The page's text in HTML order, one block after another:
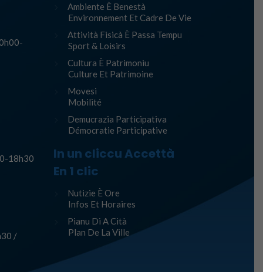
18h30
/
Ambiente È Benestà
Environnement Et Cadre De Vie
Attività Fisicà È Passa Tempu
Sport & Loisirs
Cultura È Patrimoniu
Culture Et Patrimoine
Movesi
Mobilité
Demucrazia Participativa
Démocratie Participative
In un cliccu Accettà
En 1 clic
Nutizie È Ore
Infos Et Horaires
Pianu Di A Cità
Plan De La Ville